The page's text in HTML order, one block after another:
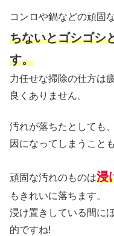
コンロや鍋などの頑固
ちないとゴシゴシ
す。
力任せな掃除の仕方は
良くありません。
汚れが落ちたとしても
因になってしまうことも
頑固な汚れのものは浸
もきれいに落ちます。
浸け置きしている間に
的ですね!